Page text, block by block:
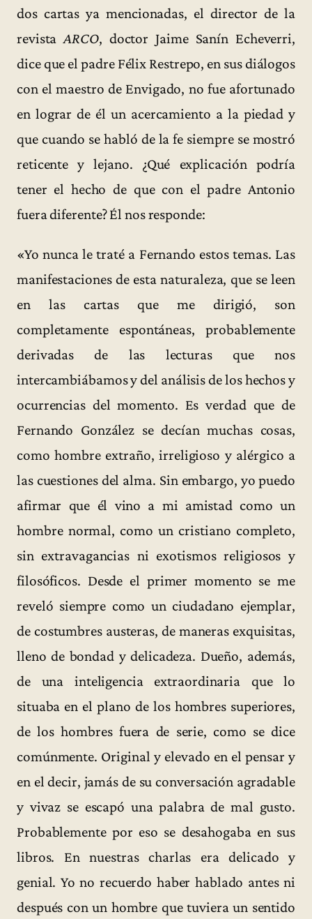
dos cartas ya mencionadas, el director de la
revistaARCO, doctor Jaime Sanín Echeverri,
dice que el padre Félix Restrepo, en sus diálogos
con el maestro de Envigado, no fue afortunado
en lograr de él un acercamiento a la piedad y
que cuando se habló de la fe siempre se mostró
reticente y lejano. ¿Qué explicación podría
tener el hecho de que con el padre Antonio
fuera diferente? Él nos responde:
«Yo nunca le traté a Fernando estos temas. Las
manifestaciones de esta naturaleza, que se leen
en las cartas que me dirigió, son
completamente espontáneas, probablemente
derivadas de las lecturas que nos
intercambiábamos y del análisis de los hechos y
ocurrencias del momento. Es verdad que de
Fernando González se decían muchas cosas,
como hombre extraño, irreligioso y alérgico a
las cuestiones del alma. Sin embargo, yo puedo
afirmar que él vino a mi amistad como un
hombre normal, como un cristiano completo,
sin extravagancias ni exotismos religiosos y
filosóficos. Desde el primer momento se me
reveló siempre como un ciudadano ejemplar,
de costumbres austeras, de maneras exquisitas,
lleno de bondad y delicadeza. Dueño, además,
de una inteligencia extraordinaria que lo
situaba en el plano de los hombres superiores,
de los hombres fuera de serie, como se dice
comúnmente. Original y elevado en el pensar y
en el decir, jamás de su conversación agradable
y vivaz se escapó una palabra de mal gusto.
Probablemente por eso se desahogaba en sus
libros. En nuestras charlas era delicado y
genial. Yo no recuerdo haber hablado antes ni
después con un hombre que tuviera un sentido